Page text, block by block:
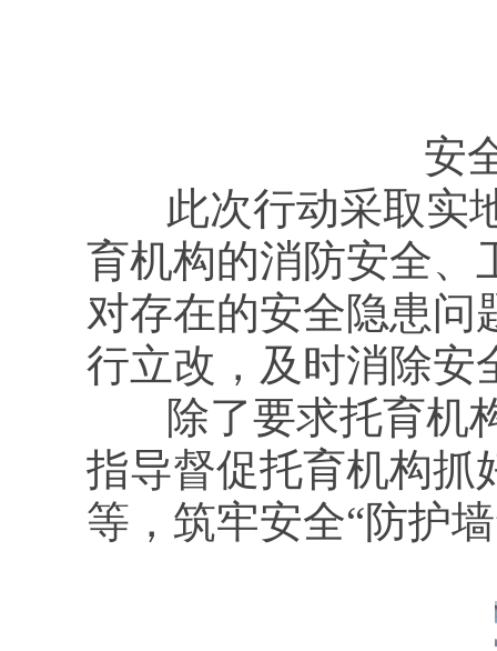
安
此次行动采取实
育机构的消防安全、
对存在的安全隐患问
行立改，及时消除安
除了要求托育机
指导督促托育机构抓
等，筑牢安全“防护